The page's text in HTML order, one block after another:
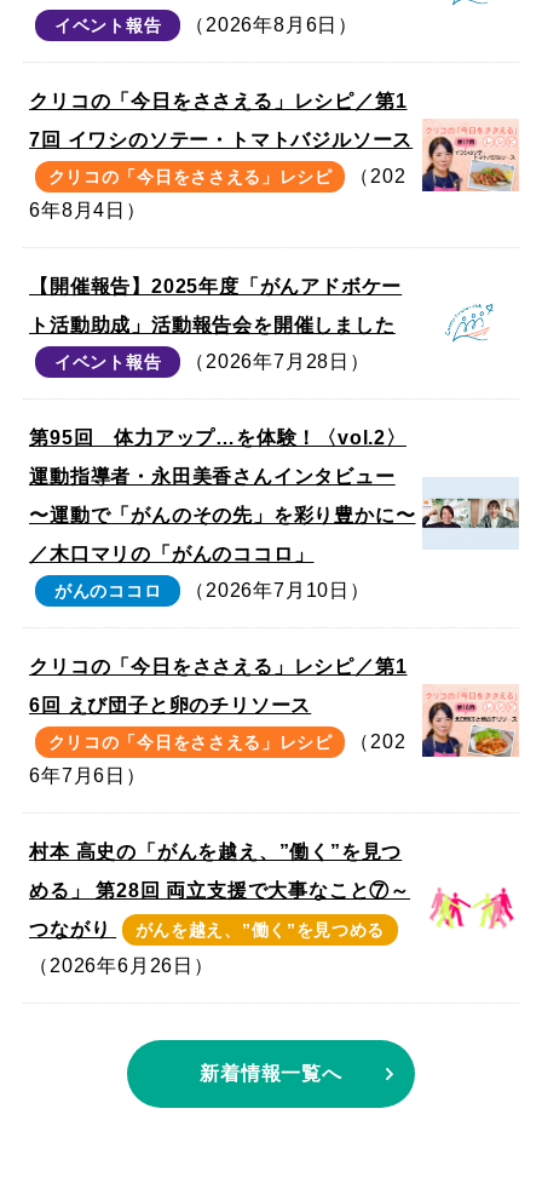
イベント報告 （2026年8月6日）
クリコの「今日をささえる」レシピ／第1
7回 イワシのソテー・トマトバジルソース
クリコの「今日をささえる」レシピ
（202
6年8月4日）
【開催報告】2025年度「がんアドボケー
ト活動助成」活動報告会を開催しました
イベント報告 （2026年7月28日）
第95回 体力アップ…を体験！〈vol.2〉
運動指導者・永田美香さんインタビュー
〜運動で「がんのその先」を彩り豊かに〜
／木口マリの「がんのココロ」
がんのココロ （2026年7月10日）
クリコの「今日をささえる」レシピ／第1
6回 えび団子と卵のチリソース
クリコの「今日をささえる」レシピ
（202
6年7月6日）
村本 高史の「がんを越え、”働く”を見つ
める」 第28回 両立支援で大事なこと⑦～
つながり
がんを越え、”働く”を見つめる
（2026年6月26日）
新着情報一覧へ